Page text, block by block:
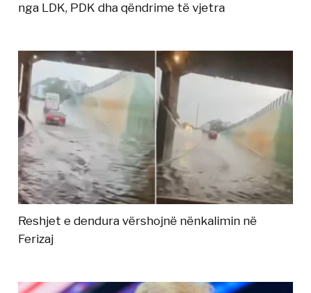
nga LDK, PDK dha qëndrime të vjetra
Reshjet e dendura vërshojnë nënkalimin në
Ferizaj